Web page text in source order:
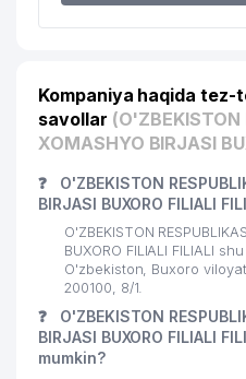
Kompaniya haqida tez-
savollar (O'ZBEKISTON
XOMASHYO BIRJASI
❓
O'ZBEKISTON
BIRJASI BUXORO FILIALI
O'ZBEKISTON
BUXORO FILIALI FILIALI
O'zbekiston, Buxoro
200100, 8/1.
❓
O'ZBEKISTON
BIRJASI BUXORO FILIALI
mumkin?